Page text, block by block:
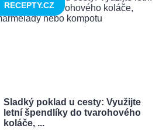
Sladký poklad u cesty: Využijte
letní špendlíky do tvarohového
koláče, ...
RECEPTY.CZ